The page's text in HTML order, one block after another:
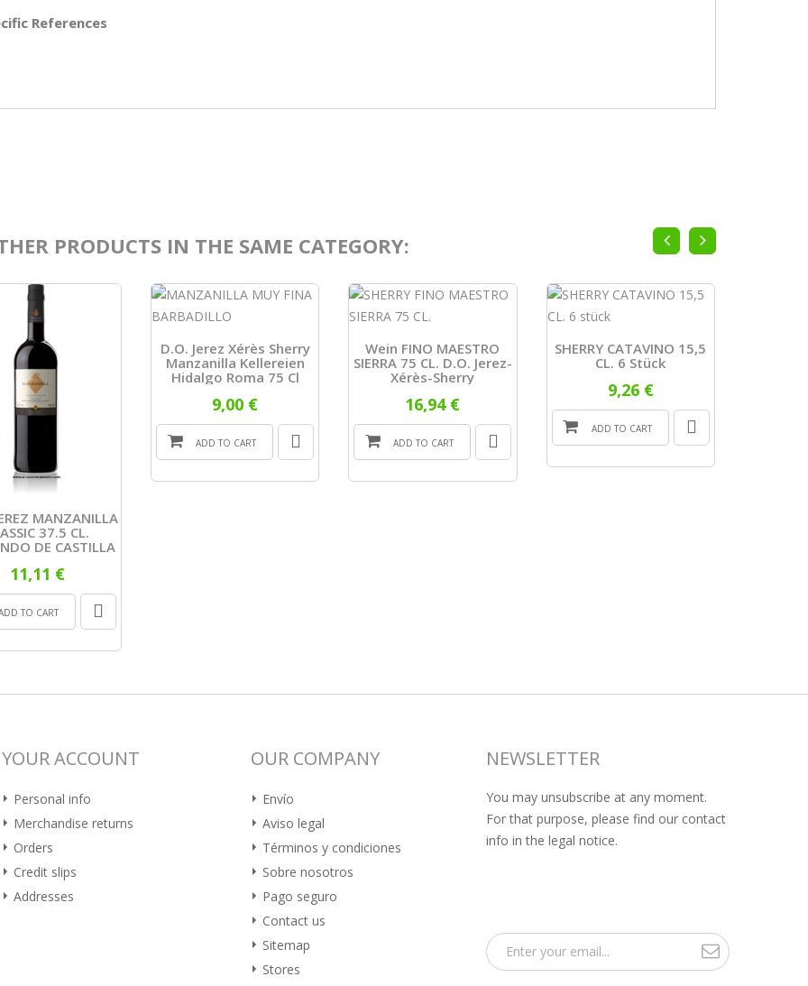
References
PRODUCTS IN THE SAME CATEGORY:
MANZANILLA
37.5 CL.
DE CASTILLA
11,11 €
TO CART
D.O. Jerez Xérès Sherry
Manzanilla Kellereien
Hidalgo Roma 75 Cl
9,00 €
ADD TO CART
Wein FINO MAESTRO
SIERRA 75 CL. D.O. Jerez-
Xérès-Sherry
16,94 €
ADD TO CART
SHERRY CATAVINO 15,5
CL. 6 Stück
9,26 €
ADD TO CART
YOUR ACCOUNT
Personal info
Merchandise returns
Orders
Credit slips
Addresses
OUR COMPANY
Envío
Aviso legal
Términos y condiciones
Sobre nosotros
Pago seguro
Contact us
Sitemap
Stores
NEWSLETTER
You may unsubscribe at any moment.
For that purpose, please find our contact
info in the legal notice.